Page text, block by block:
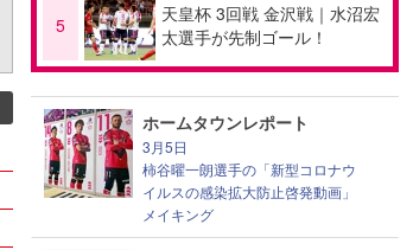
5
天皇杯 3回戦 金沢戦｜水沼宏
太選手が先制ゴール！
ホームタウンレポート
3月5日
柿谷曜一朗選手の「新型コロナウ
イルスの感染拡大防止啓発動画」
メイキング